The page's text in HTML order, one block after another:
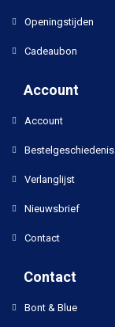
Openingstijden
Cadeaubon
Account
Account
Bestelgeschiedenis
Verlanglijst
Nieuwsbrief
Contact
Contact
Bont & Blue